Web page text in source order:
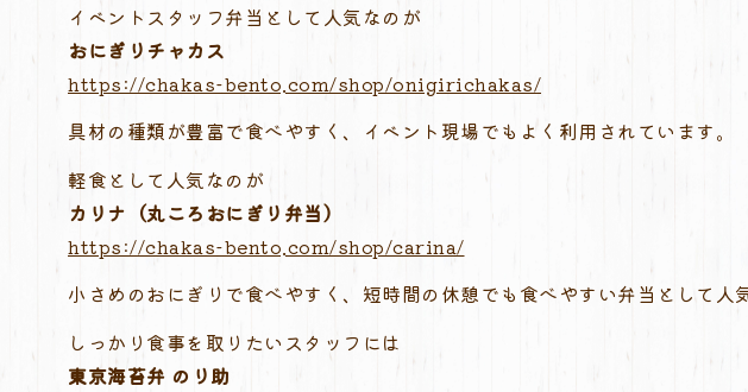
イベントスタッフ弁当として人気なのが
おにぎりチャカス
https://chakas-bento.com/shop/onigirichakas/
具材の種類が豊富で食べやすく、イベント現場でもよく利用されています。
軽食として人気なのが
カリナ（丸ころおにぎり弁当）
https://chakas-bento.com/shop/carina/
小さめのおにぎりで食べやすく、短時間の休憩でも食べやすい弁当として人
しっかり食事を取りたいスタッフには
東京海苔弁 のり助